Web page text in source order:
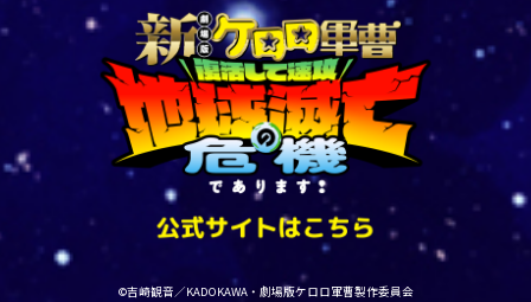
©吉崎観音／KADOKAWA・劇場版ケロロ軍曹製作委員会